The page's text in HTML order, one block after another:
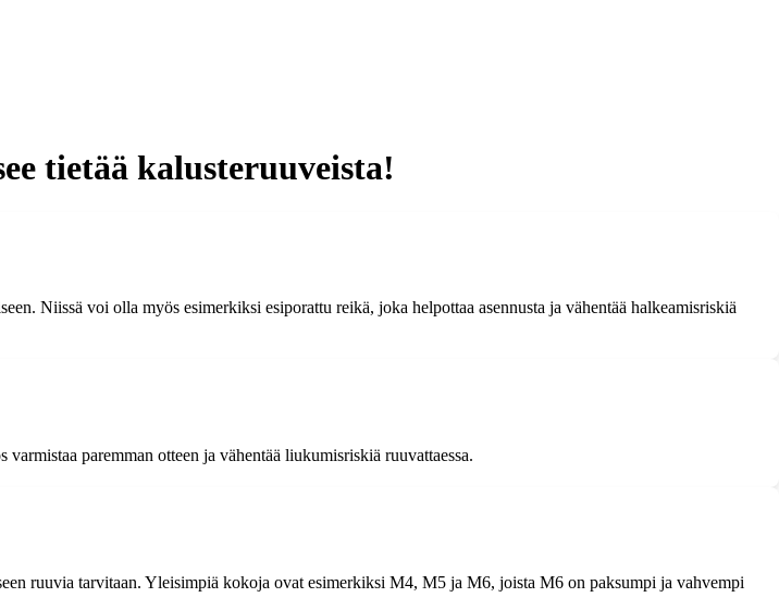
tietää kalusteruuveista!
Niissä voi olla myös esimerkiksi esiporattu reikä, joka helpottaa asennusta ja vähentää halkeamisriskiä
paremman otteen ja vähentää liukumisriskiä ruuvattaessa.
ruuvia tarvitaan. Yleisimpiä kokoja ovat esimerkiksi M4, M5 ja M6, joista M6 on paksumpi ja vahvempi